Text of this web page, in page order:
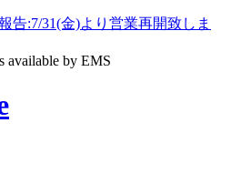
告:7/31(金)より営業再開致しま
available by EMS